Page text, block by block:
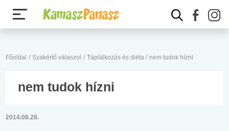
Főoldal / Szakértő válaszol / Táplálkozás és diéta / nem tudok hízni
nem tudok hízni
2014.08.28.